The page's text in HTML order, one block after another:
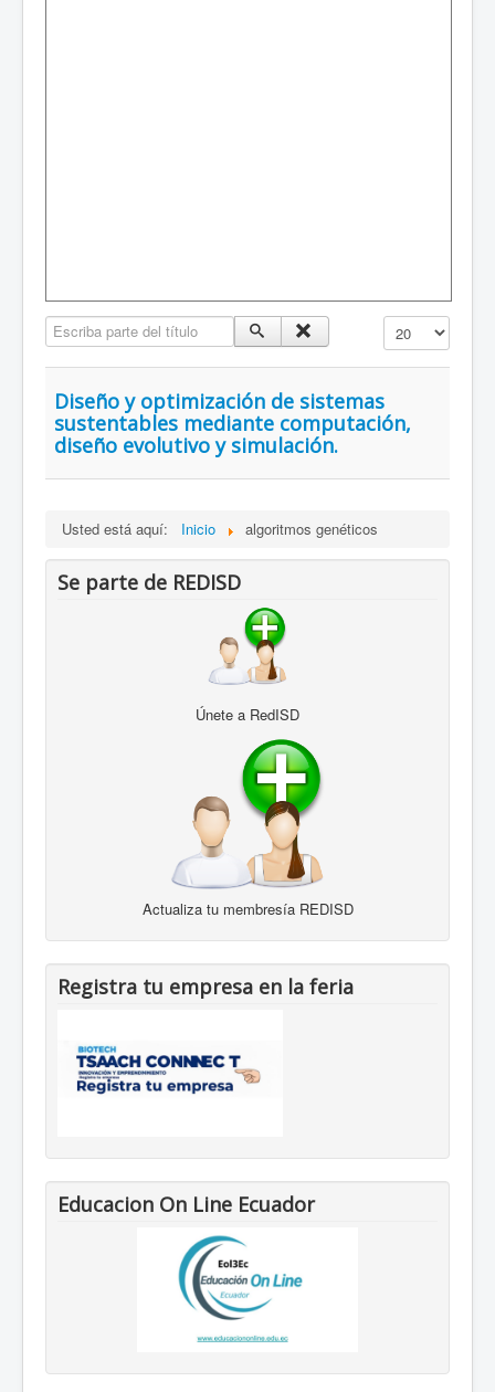
Escriba parte del título Mostrar #
Diseño y optimización de sistemas
sustentables mediante computación,
diseño evolutivo y simulación.
Usted está aquí: Inicio algoritmos genéticos
Se parte de REDISD
Únete a RedISD
Actualiza tu membresía REDISD
Registra tu empresa en la feria
Educacion On Line Ecuador